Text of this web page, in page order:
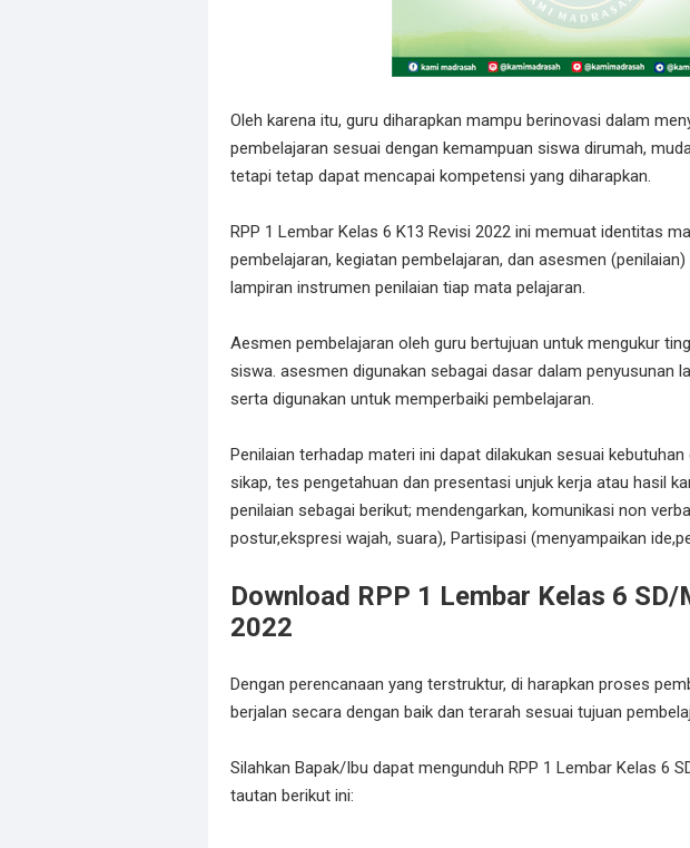
Oleh karena itu, guru diharapkan mampu berinovasi dalam
pembelajaran sesuai dengan kemampuan siswa dirumah,
tetapi tetap dapat mencapai kompetensi yang diharapkan.
RPP 1 Lembar Kelas 6 K13 Revisi 2022 ini memuat identitas
pembelajaran, kegiatan pembelajaran, dan asesmen
lampiran instrumen penilaian tiap mata pelajaran.
Aesmen pembelajaran oleh guru bertujuan untuk mengukur
siswa. asesmen digunakan sebagai dasar dalam penyusunan
serta digunakan untuk memperbaiki pembelajaran.
Penilaian terhadap materi ini dapat dilakukan sesuai
sikap, tes pengetahuan dan presentasi unjuk kerja atau hasil
penilaian sebagai berikut; mendengarkan, komunikasi non
postur,ekspresi wajah, suara), Partisipasi (menyampaikan
Download RPP 1 Lembar Kelas 6
2022
Dengan perencanaan yang terstruktur, di harapkan proses
berjalan secara dengan baik dan terarah sesuai tujuan
Silahkan Bapak/Ibu dapat mengunduh RPP 1 Lembar Kelas 6
tautan berikut ini: